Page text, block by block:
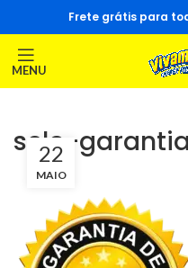
Frete grátis para
MENU
selo-
22
MAIO